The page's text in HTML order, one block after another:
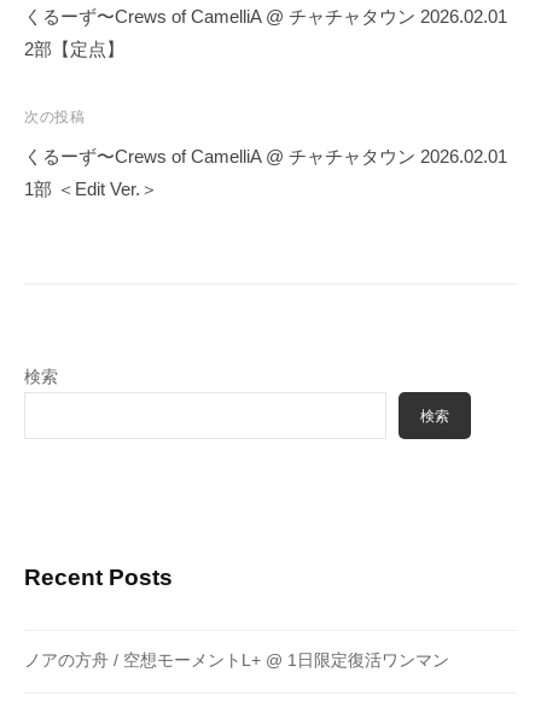
稿
ナ
ゲ
ー
シ
くるーず〜Crews of CamelliA @ チャチャタウン 2026.02.01
2部【定点】
次の投稿
くるーず〜Crews of CamelliA @ チャチャタウン 2026.02.01
1部 ＜Edit Ver.＞
検索
検索
Recent Posts
ノアの方舟 / 空想モーメントL+ @ 1日限定復活ワンマン